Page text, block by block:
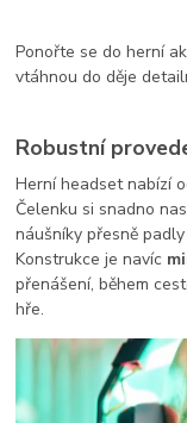
Ponořte se do herní
vtáhnou do děje
Robustní
Herní headset nabízí
Čelenku si snadno
náušníky přesně
Konstrukce je navíc
přenášení, během
hře.